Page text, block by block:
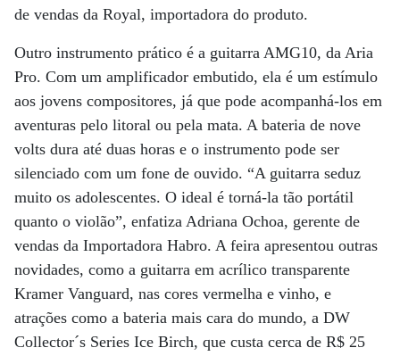
de vendas da Royal, importadora do produto.
Outro instrumento prático é a guitarra AMG10, da Aria
Pro. Com um amplificador embutido, ela é um estímulo
aos jovens compositores, já que pode acompanhá-los em
aventuras pelo litoral ou pela mata. A bateria de nove
volts dura até duas horas e o instrumento pode ser
silenciado com um fone de ouvido. “A guitarra seduz
muito os adolescentes. O ideal é torná-la tão portátil
quanto o violão”, enfatiza Adriana Ochoa, gerente de
vendas da Importadora Habro. A feira apresentou outras
novidades, como a guitarra em acrílico transparente
Kramer Vanguard, nas cores vermelha e vinho, e
atrações como a bateria mais cara do mundo, a DW
Collector´s Series Ice Birch, que custa cerca de R$ 25